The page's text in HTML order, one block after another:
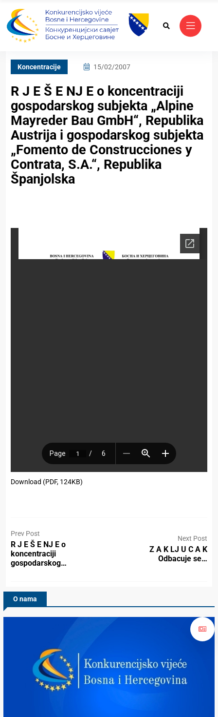
Koncentracije 15/02/2007
R J E Š E NJ E o koncentraciji
gospodarskog subjekta „Alpine
Mayreder Bau GmbH“, Republika
Austrija i gospodarskog subjekta
„Fomento de Construcciones y
Contrata, S.A.“, Republika
Španjolska
Download (PDF, 124KB)
Prev Post
R J E Š E NJ E o
koncentraciji
gospodarskog…
Next Post
Z A K LJ U C A K
Odbacuje se…
O nama